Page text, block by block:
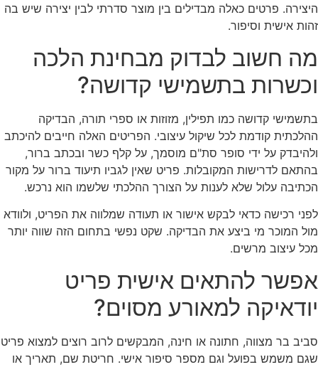
היצירה. פרטים כאלה מבדילים בין מוצר סדרתי לבין יצירה שיש בה
זהות אישית וסיפור.
מה חשוב לבדוק מבחינת הלכה
וכשרות בתשמישי קדושה?
בתשמישי קדושה כמו תפילין, מזוזות או ספרי תורה, הבדיקה
ההלכתית קודמת לכל שיקול עיצובי. הפריטים האלה חייבים להיכתב
ולהיבדק על ידי סופר סת"ם מוסמך, על קלף כשר ובכתב ברור,
בהתאם לדרישות המקובלות. פריט שאין לגביו תיעוד ברור על מקור
הכתיבה עלול שלא לענות על הצורך ההלכתי שלשמו הוא נרכש.
לפני רכישה כדאי לבקש אישור או תעודה שמלווה את הפריט, ולוודא
מול המוכר מי ביצע את הבדיקה. שקט נפשי בתחום הזה שווה יותר
מכל עיצוב מרשים.
אפשר להתאים אישית פריט
יודאיקה למאורע מסוים?
סביב בר מצווה, חתונה או חינה, המבקשים לרוב רוצים למצוא פריט
שגם משמש בפועל וגם מספר סיפור אישי. חריטת שם, תאריך או